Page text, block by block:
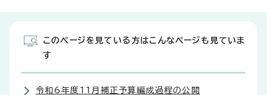
このページを見ている方はこんなページも見ていま
す
令和6年度11月補正予算編成過程の公開